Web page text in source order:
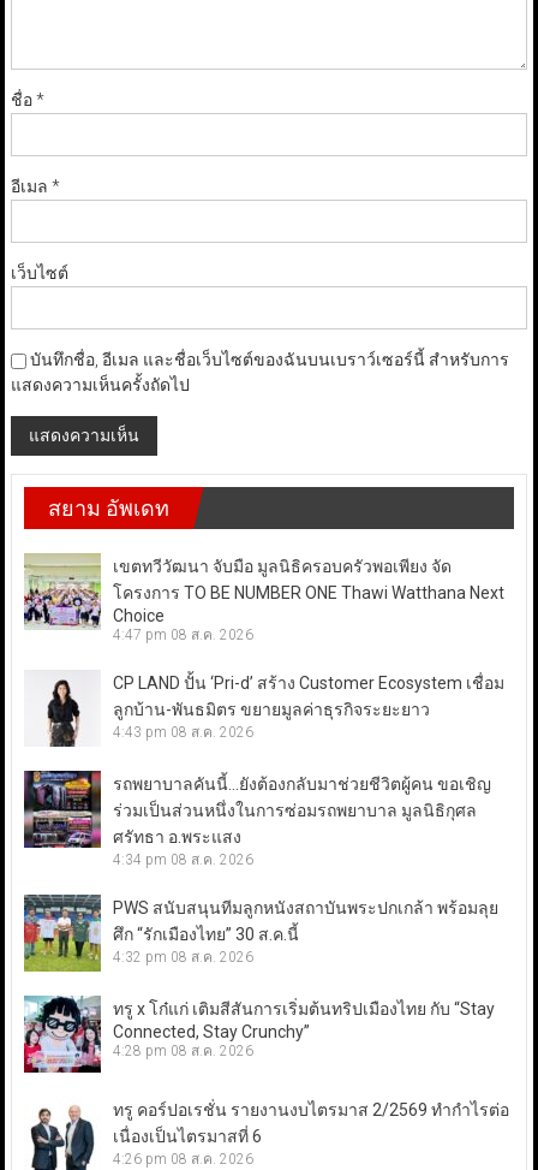
ชื่อ*
อีเมล *
เว็บไซต์
บันทึกชื่อ, อีเมล และชื่อเว็บไซต์ของฉันบนเบราว์เซอร์นี้ สำหรับการ
แสดงความเห็นครั้งถัดไป
สยาม อัพเดท
เขตทวีวัฒนา จับมือ มูลนิธิครอบครัวพอเพียง จัด
โครงการ TO BE NUMBER ONE Thawi Watthana Next
Choice
4:47 pm 08 ส.ค. 2026
CP LAND ปั้น ‘Pri-d’ สร้าง Customer Ecosystem เชื่อม
ลูกบ้าน-พันธมิตร ขยายมูลค่าธุรกิจระยะยาว
4:43 pm 08 ส.ค. 2026
รถพยาบาลคันนี้…ยังต้องกลับมาช่วยชีวิตผู้คน ขอเชิญ
ร่วมเป็นส่วนหนึ่งในการซ่อมรถพยาบาล มูลนิธิกุศล
ศรัทธา อ.พระแสง
4:34 pm 08 ส.ค. 2026
PWS สนับสนุนทีมลูกหนังสถาบันพระปกเกล้า พร้อมลุย
ศึก “รักเมืองไทย” 30 ส.ค.นี้
4:32 pm 08 ส.ค. 2026
ทรู x โก๋แก่ เติมสีสันการเริ่มต้นทริปเมืองไทย กับ “Stay
Connected, Stay Crunchy”
4:28 pm 08 ส.ค. 2026
ทรู คอร์ปอเรชั่น รายงานงบไตรมาส 2/2569 ทำกำไรต่อ
เนื่องเป็นไตรมาสที่ 6
4:26 pm 08 ส.ค. 2026